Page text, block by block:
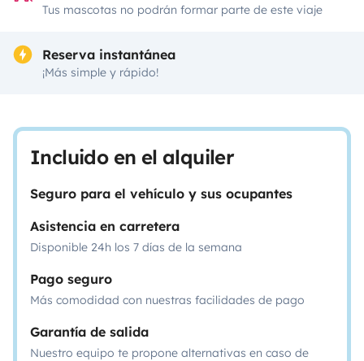
Tus mascotas no podrán formar parte de este viaje
Reserva instantánea
¡Más simple y rápido!
Incluido en el alquiler
Seguro para el vehículo y sus ocupantes
Asistencia en carretera
Disponible 24h los 7 días de la semana
Pago seguro
Más comodidad con nuestras facilidades de pago
Garantía de salida
Nuestro equipo te propone alternativas en caso de